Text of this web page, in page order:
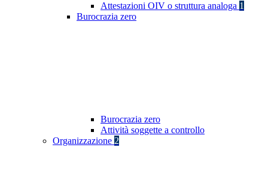
Attestazioni OIV o struttura analoga 1
Burocrazia zero
Burocrazia zero
Attività soggette a controllo
Organizzazione 2